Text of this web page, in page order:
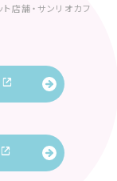
店舗・サンリオカフ